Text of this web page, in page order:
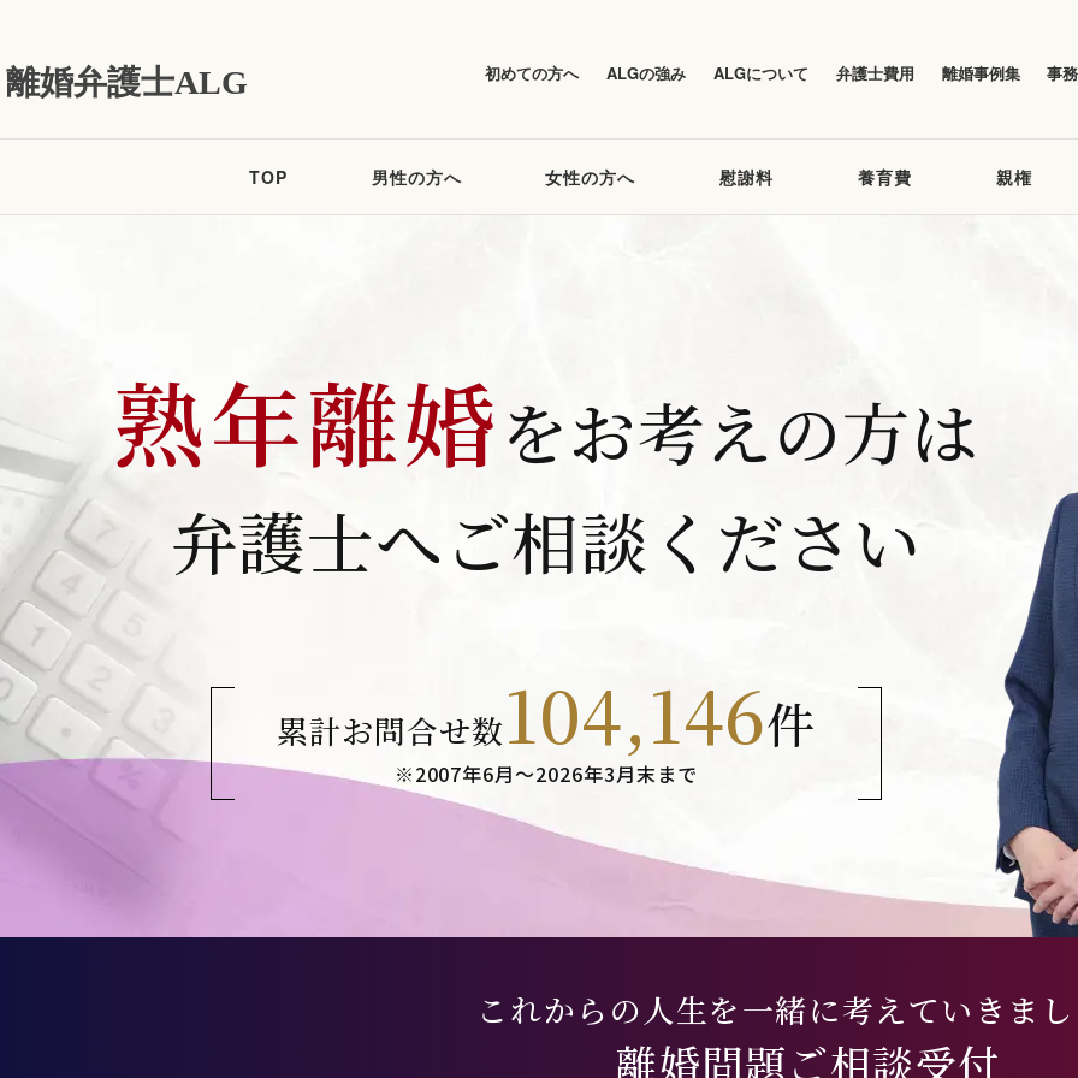
離婚弁護士ALG 初めての方へ ALGの強み ALGについて 弁護士費用 離婚事例集 事
TOP 男性の方へ 女性の方へ 慰謝料 養育費 親権
熟年離婚をお考えの方は
弁護士へご相談ください
累計お問合せ数104,146件
※2007年6月～2026年3月末まで
これからの人生を一緒に考えていきま
離婚問題ご相談受付